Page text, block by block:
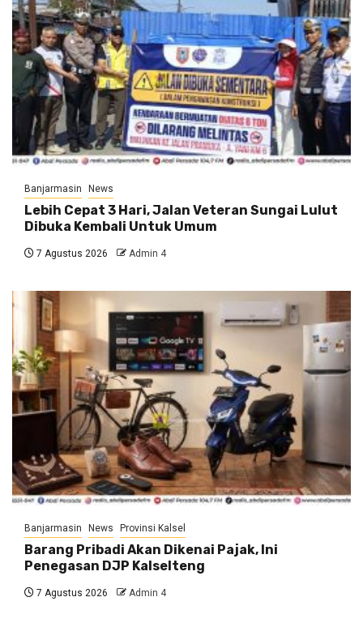
Banjarmasin News
Lebih Cepat 3 Hari, Jalan Veteran Sungai Lulut
Dibuka Kembali Untuk Umum
7 Agustus 2026 Admin 4
Banjarmasin News Provinsi Kalsel
Barang Pribadi Akan Dikenai Pajak, Ini
Penegasan DJP Kalselteng
7 Agustus 2026 Admin 4